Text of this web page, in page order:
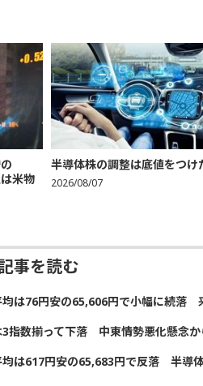
米物
半導体株の調整は底値をつけ
2026/08/07
事を読む
均は76円安の65,606円で小幅に続落
3指数揃って下落 中東情勢悪化懸念
均は617円安の65,683円で反落 半導